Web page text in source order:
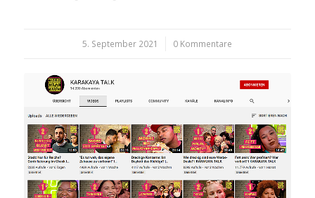
5. September 2021
/ 0 Kommentare